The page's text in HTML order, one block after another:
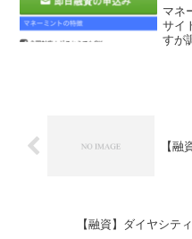
マネ
サイ
すが
【融
【融資】ダイヤシテ